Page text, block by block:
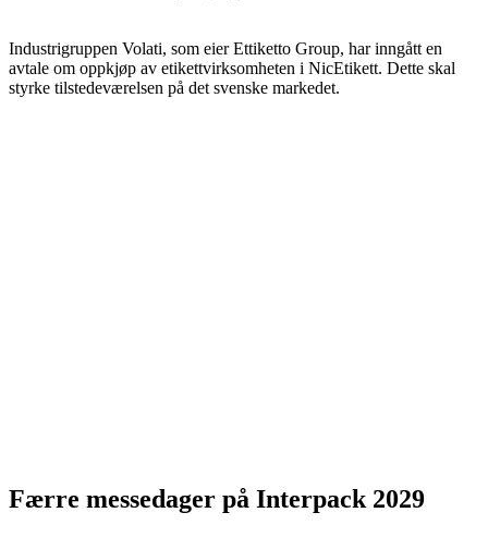
Industrigruppen Volati, som eier Ettiketto Group, har inngått en
avtale om oppkjøp av etikettvirksomheten i NicEtikett. Dette skal
styrke tilstedeværelsen på det svenske markedet.
Færre messedager på Interpack 2029